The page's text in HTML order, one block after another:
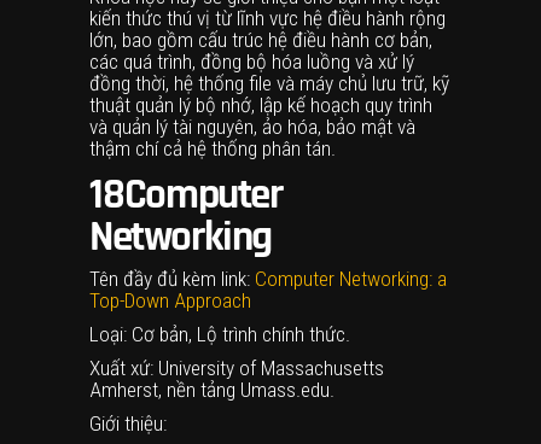
kiến thức thú vị từ lĩnh vực hệ điều hành rộng
lớn, bao gồm cấu trúc hệ điều hành cơ bản,
các quá trình, đồng bộ hóa luồng và xử lý
đồng thời, hệ thống file và máy chủ lưu trữ, kỹ
thuật quản lý bộ nhớ, lập kế hoạch quy trình
và quản lý tài nguyên, ảo hóa, bảo mật và
thậm chí cả hệ thống phân tán.
18Computer
Networking
Tên đầy đủ kèm link: Computer Networking: a
Top-Down Approach
Loại: Cơ bản, Lộ trình chính thức.
Xuất xứ: University of Massachusetts
Amherst, nền tảng Umass.edu.
Giới thiệu: